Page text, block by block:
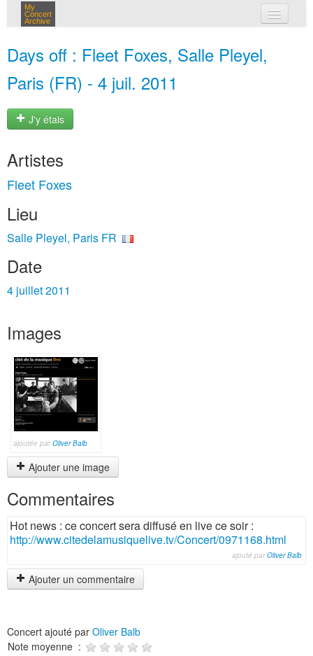
My
Concert
Archive
Days off : Fleet Foxes, Salle Pleyel,
Paris (FR) - 4 juil. 2011
J'y étais
Artistes
Fleet Foxes
Lieu
Salle Pleyel, Paris FR
Date
4 juillet 2011
Images
ajoutée parOliver Balb
Ajouter une image
Commentaires
Hot news : ce concert sera diffusé en live ce soir :
http://www.citedelamusiquelive.tv/Concert/0971168.html
ajouté parOliver Balb
Ajouter un commentaire
Concert ajouté par Oliver Balb
Note moyenne :